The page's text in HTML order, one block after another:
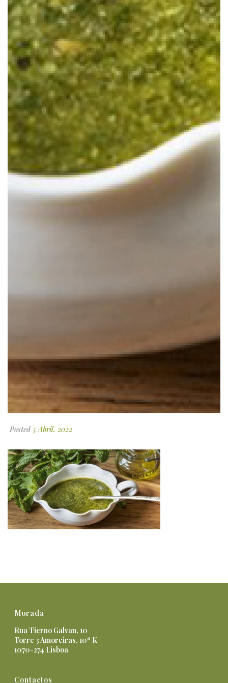
Posted 5 Abril, 2022
Morada
Rua Tierno Galvan, 10
Torre 3 Amoreiras, 10º K
1070-274 Lisboa
Contactos